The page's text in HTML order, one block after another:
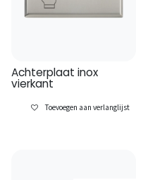
Achterplaat inox
vierkant
Toevoegen aan verlanglijst